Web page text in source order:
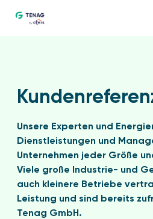
Unsere Experten und
Dienstleistungen und
Unternehmen jeder Größe
Viele große Industrie- und
auch kleinere Betriebe
Leistung und sind bereits
Tenag GmbH.